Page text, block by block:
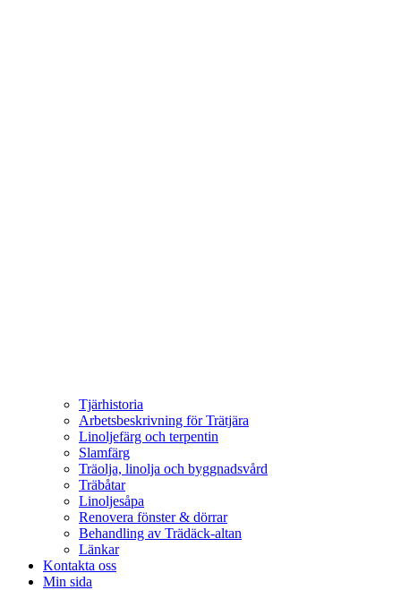
Tjärhistoria
Arbetsbeskrivning för Trätjära
Linoljefärg och terpentin
Slamfärg
Träolja, linolja och byggnadsvård
Träbåtar
Linoljesåpa
Renovera fönster & dörrar
Behandling av Trädäck-altan
Länkar
Kontakta oss
Min sida